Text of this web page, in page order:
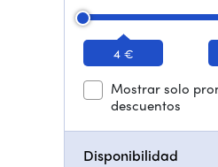
4 €
Mostrar solo
descuentos
Disponibilidad